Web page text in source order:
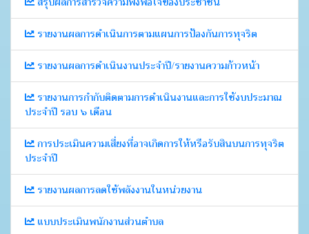
รายงานผลการดำเนินการตามแผนการป้องกันการทุจริต
รายงานผลการดำเนินงานประจำปี/รายงานความก้าวหน้า
รายงานการกำกับติดตามการดำเนินงานและการใช้งบประมาณ
ประจำปี รอบ ๖ เดือน
การประเมินความเสี่ยงที่อาจเกิดการให้หรือรับสินบนการทุจริต
ประจำปี
รายงานผลการลดใช้พลังงานในหน่วยงาน
แบบประเมินพนักงานส่วนตำบล